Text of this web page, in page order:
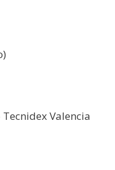
Valencia